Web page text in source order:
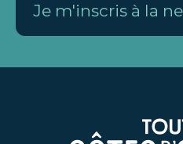
Je m'inscris à la